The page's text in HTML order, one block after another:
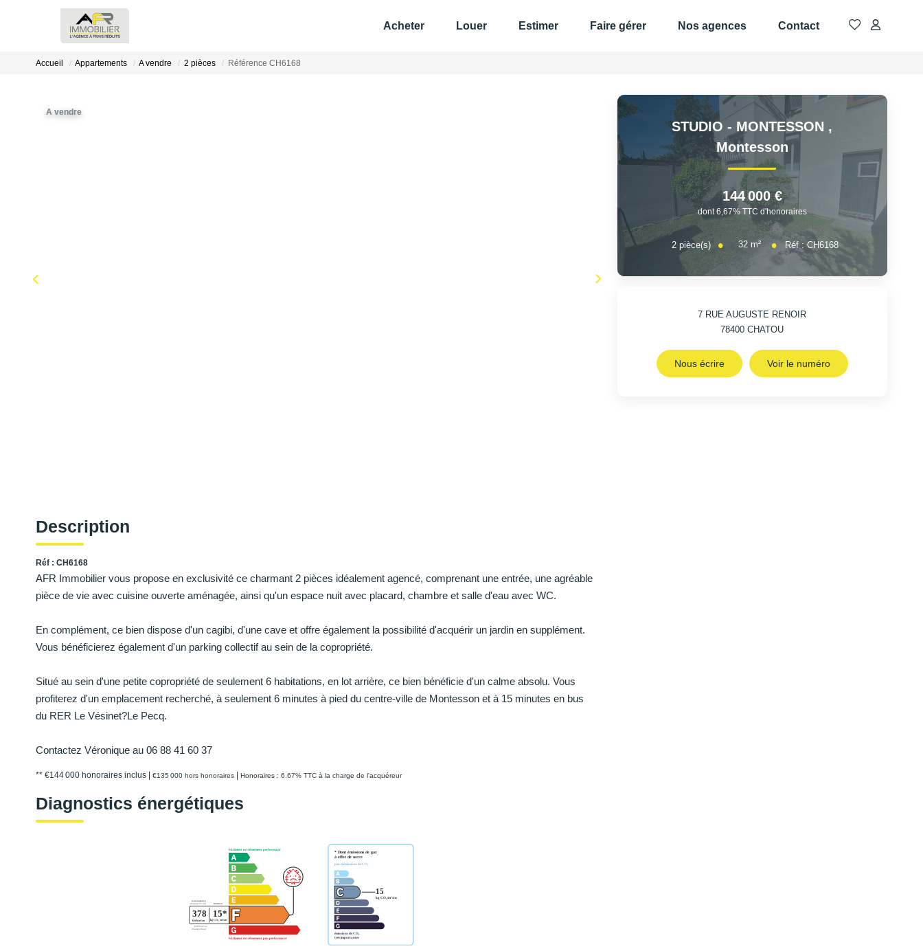
Acheter Louer Estimer Faire gérer Nos agences Contact
Accueil Appartements A vendre 2 pièces Référence CH6168
A vendre
Description
Réf : CH6168
AFR Immobilier vous propose en exclusivité ce charmant 2 pièces idéalement agencé, comprenant une entrée, une agréable
pièce de vie avec cuisine ouverte aménagée, ainsi qu'un espace nuit avec placard, chambre et salle d'eau avec WC.
En complément, ce bien dispose d'un cagibi, d'une cave et offre également la possibilité d'acquérir un jardin en supplément.
Vous bénéficierez également d'un parking collectif au sein de la copropriété.
Situé au sein d'une petite copropriété de seulement 6 habitations, en lot arrière, ce bien bénéficie d'un calme absolu. Vous
profiterez d'un emplacement recherché, à seulement 6 minutes à pied du centre-ville de Montesson et à 15 minutes en bus
du RER Le Vésinet?Le Pecq.
Contactez Véronique au 06 88 41 60 37
** €144 000 honoraires inclus €135 000 hors honoraires Honoraires : 6.67% TTC à la charge de l'acquéreur
Diagnostics énergétiques
STUDIO - MONTESSON ,
Montesson
144 000 €
dont 6,67% TTC d'honoraires
2 pièce(s) 32m² Réf :CH6168
7 RUE AUGUSTE RENOIR
78400CHATOU
Nous écrire Voir le numéro